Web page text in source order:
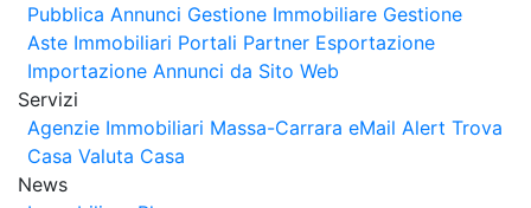
Pubblica Annunci Gestione Immobiliare Gestione
Aste Immobiliari Portali Partner Esportazione
Importazione Annunci da Sito Web
Servizi
Agenzie Immobiliari Massa-Carrara eMail Alert Trova
Casa Valuta Casa
News